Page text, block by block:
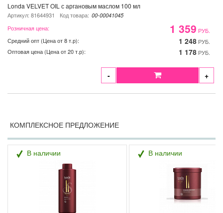
Londa VELVET OIL с аргановым маслом 100 мл
Артикул: 81644931 Код товара: 00-00041045
1 359 РУБ.
Розничная цена:
1 248 РУБ.
Средний опт (Цена от 8 т.р):
1 178 РУБ.
Оптовая цена (Цена от 20 т.р):
- +
КОМПЛЕКСНОЕ ПРЕДЛОЖЕНИЕ
В наличии В наличии